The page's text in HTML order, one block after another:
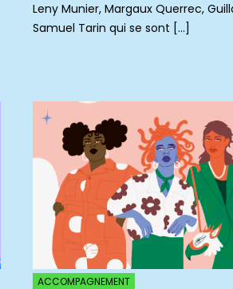
Leny Munier, Margaux Querrec,
Samuel Tarin qui se sont […]
ACCOMPAGNEMENT